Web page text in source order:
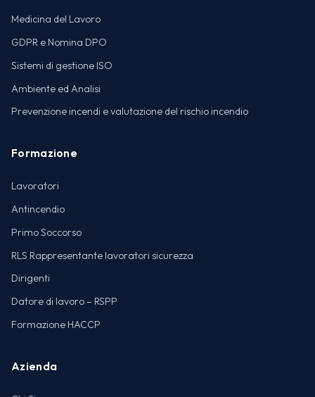
Medicina del Lavoro
GDPR e Nomina DPO
Sistemi di gestione ISO
Ambiente ed Analisi
Prevenzione incendi e valutazione del rischio incendio
Formazione
Lavoratori
Antincendio
Primo Soccorso
RLS Rappresentante lavoratori sicurezza
Dirigenti
Datore di lavoro – RSPP
Formazione HACCP
Azienda